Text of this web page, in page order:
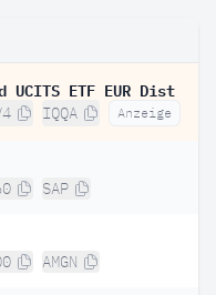
ETF EUR Dist
IQQA Anzeige
SAP
AMGN